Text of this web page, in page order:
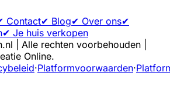
Contact✔ Blog✔ Over ons✔
✔ Je huis verkopen
| Alle rechten voorbehouden |
Online.
·Platformvoorwaarden·